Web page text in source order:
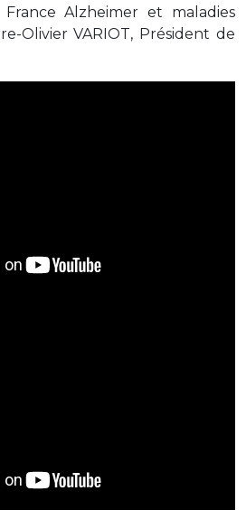
France Alzheimer et maladies
Olivier VARIOT, Président de